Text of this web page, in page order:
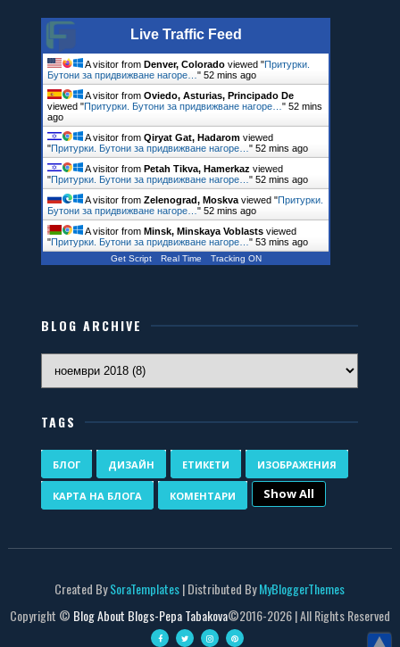
Live Traffic Feed
A visitor fromDenver, Colorado viewed "Притурки.
Бутони за придвижване нагоре…"52 mins ago
A visitor fromOviedo, Asturias, Principado De
viewed "Притурки. Бутони за придвижване нагоре…"52 mins
ago
A visitor fromQiryat Gat, Hadarom viewed
"Притурки. Бутони за придвижване нагоре…"52 mins ago
A visitor fromPetah Tikva, Hamerkaz viewed
"Притурки. Бутони за придвижване нагоре…"52 mins ago
A visitor fromZelenograd, Moskva viewed "Притурки.
Бутони за придвижване нагоре…"52 mins ago
A visitor fromMinsk, Minskaya Voblasts viewed
"Притурки. Бутони за придвижване нагоре…"53 mins ago
Get Script Real Time Tracking ON
BLOG ARCHIVE
TAGS
БЛОГ ДИЗАЙН ЕТИКЕТИ ИЗОБРАЖЕНИЯ
КАРТА НА БЛОГА КОМЕНТАРИ Show All
Created BySoraTemplates| Distributed ByMyBloggerThemes
Copyright © Blog About Blogs-Pepa Tabakova©2016-2026 | All Rights Reserved